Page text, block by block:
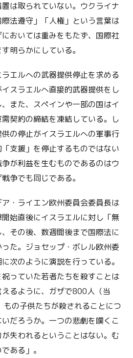
は取られていない。ウクライナ
法遵守」「人権」という言葉は
おいては重みをもたず、国際社
明らかにしている。
エルへの武器提供停止を求める
スラエルへ直接的武器提供をし
また、スペインや一部の国はイ
契約の締結を凍結している。し
の停止がイスラエルへの軍事行
支援」を停止するものではない
が利益を生むものであるのはウ
争でも同じである。
・ライエン欧州委員会委員長は
始直後にイスラエルに対し「無
その後、数週間後まで国際法に
た。ジョセップ・ボレル欧州委
次のように演説を行っている。
祝っていた若者たちを殺すことは
るように、ガザで800人（当
の子供たちが殺されることにつ
だろうか。一つの悲劇を嘆くこ
失われるということはない。む
ある」。